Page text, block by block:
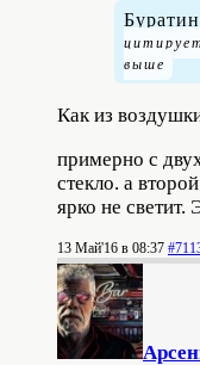
Как из
примерно с
стекло. а
ярко не светит.
13 Май'16 в 08:37